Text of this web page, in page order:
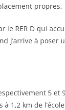
propres.
le RER D qui
j’arrive à poser
5 et
1,2 km de